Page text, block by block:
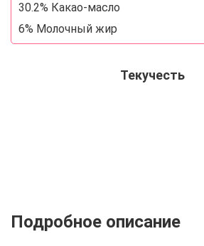
30.2% Какао-масло
6% Молочный жир
Текучесть
Описание Отзывы Рецепты